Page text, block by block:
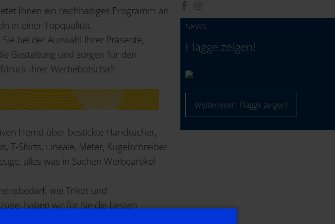
Ihnen ein reichhaltiges Programm an
in einer Topqualität.
bei der Auswahl Ihrer Präsente,
Gestaltung und sorgen für den
Ihrer Werbebotschaft.
Hemd über bestickte Handtücher,
T-Shirts, Lineale, Meter, Kugelschreiber
alles was in Sachen Werbeartikel
wie Trikot und
haben wir für Sie die besten
NEWS
Flagge zeigen!
Weiterlesen: Flagge zeigen!